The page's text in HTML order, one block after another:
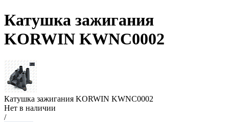
Катушка зажигания
KORWIN KWNC0002
Катушка зажигания KORWIN KWNC0002
Нет в наличии
/